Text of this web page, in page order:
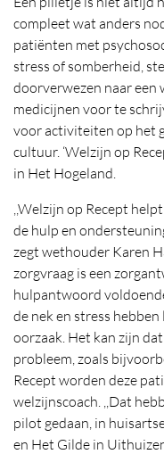
compleet wat anders
patiënten met
stress of somberheid,
doorverwezen naar een
medicijnen voor te
voor activiteiten op het
cultuur. ‘Welzijn op
in Het Hogeland.
,,Welzijn op Recept
de hulp en
zegt wethouder Karen
zorgvraag is een
hulpantwoord
de nek en stress
oorzaak. Het kan zijn
probleem, zoals
Recept worden deze
welzijnscoach. ,,Dat
pilot gedaan, in
en Het Gilde in